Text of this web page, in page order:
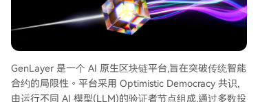
GenLayer 是一个 AI 原生区块链平台,旨在突破传统智能
合约的局限性。平台采用 Optimistic Democracy 共识,
由运行不同 AI 模型(LLM)的验证者节点组成,通过多数投